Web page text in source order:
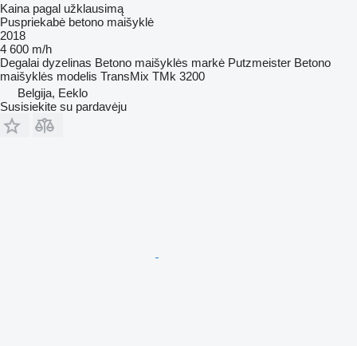
Kaina pagal užklausimą
Puspriekabė betono maišyklė
2018
4 600 m/h
Degalai dyzelinas Betono maišyklės markė Putzmeister Betono
maišyklės modelis TransMix TMk 3200
Belgija, Eeklo
Susisiekite su pardavėju